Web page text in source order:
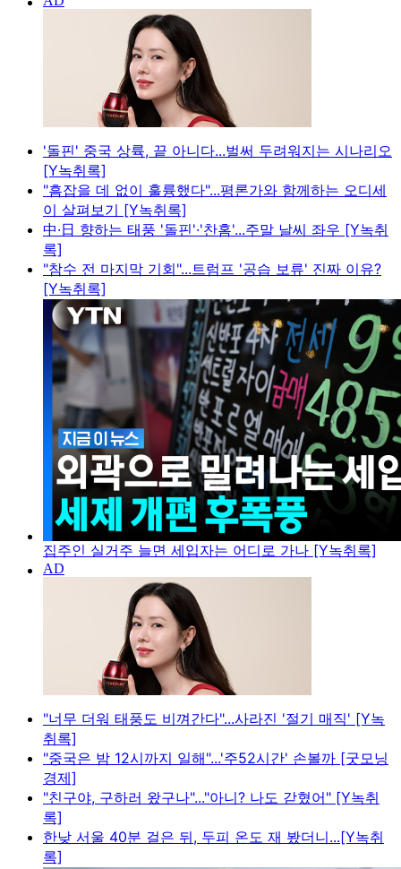
'돌핀' 중국 상륙, 끝 아니다...벌써 두려워지는 시나리오
[Y녹취록]
"흠잡을 데 없이 훌륭했다"...평론가와 함께하는 오디세
이 살펴보기 [Y녹취록]
中·日 향하는 태풍 '돌핀'·'찬홈'...주말 날씨 좌우 [Y녹취
록]
"참수 전 마지막 기회"...트럼프 '공습 보류' 진짜 이유?
[Y녹취록]
집주인 실거주 늘면 세입자는 어디로 가나 [Y녹취록]
"너무 더워 태풍도 비껴간다"...사라진 '절기 매직' [Y녹
취록]
"중국은 밤 12시까지 일해"...'주52시간' 손볼까 [굿모닝
경제]
"친구야, 구하러 왔구나"..."아니? 나도 갇혔어" [Y녹취
록]
한낮 서울 40분 걸은 뒤, 두피 온도 재 봤더니...[Y녹취
록]